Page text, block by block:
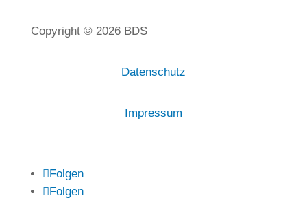
Copyright © 2026 BDS
Datenschutz
Impressum
Folgen
Folgen